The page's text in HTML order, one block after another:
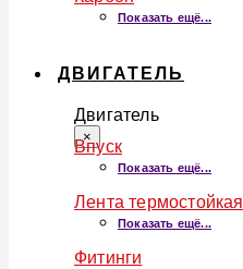
Показать ещё...
ДВИГАТЕЛЬ
Двигатель
×
Впуск
Показать ещё...
Лента термостойкая
Показать ещё...
Фитинги